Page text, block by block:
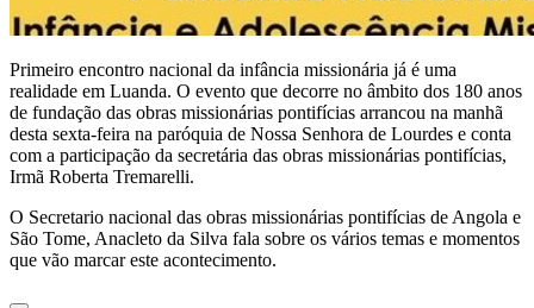
Primeiro encontro nacional da infância missionária já é uma
realidade em Luanda. O evento que decorre no âmbito dos 180 anos
de fundação das obras missionárias pontifícias arrancou na manhã
desta sexta-feira na paróquia de Nossa Senhora de Lourdes e conta
com a participação da secretária das obras missionárias pontifícias,
Irmã Roberta Tremarelli.
O Secretario nacional das obras missionárias pontifícias de Angola e
São Tome, Anacleto da Silva fala sobre os vários temas e momentos
que vão marcar este acontecimento.